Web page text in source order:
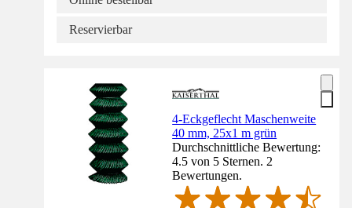
Reservierbar
4-Eckgeflecht Maschenweite
40 mm, 25x1 m grün
Durchschnittliche Bewertung:
4.5 von 5 Sternen. 2
Bewertungen.